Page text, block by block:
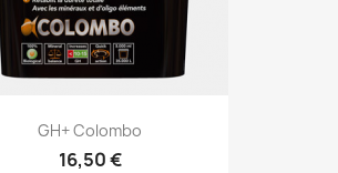
GH+ Colombo
16,50 €